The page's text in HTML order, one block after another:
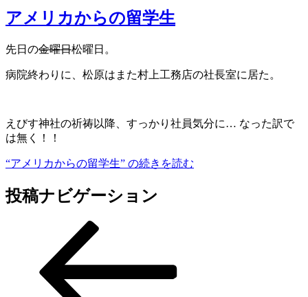
アメリカからの留学生
先日の金曜日松曜日。
病院終わりに、松原はまた村上工務店の社長室に居た。
えびす神社の祈祷以降、すっかり社員気分に… なった訳で
は無く！！
“アメリカからの留学生” の続きを読む
投稿ナビゲーション